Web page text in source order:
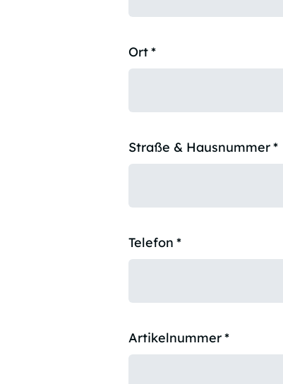
Ort*
Straße & Hausnummer*
Telefon *
Artikelnummer*